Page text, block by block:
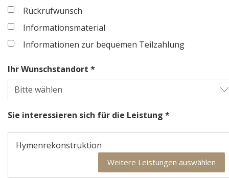
Rückrufwunsch
Informationsmaterial
Informationen zur bequemen Teilzahlung
Ihr Wunschstandort *
Sie interessieren sich für die Leistung *
Hymenrekonstruktion
Weitere Leistungen auswählen